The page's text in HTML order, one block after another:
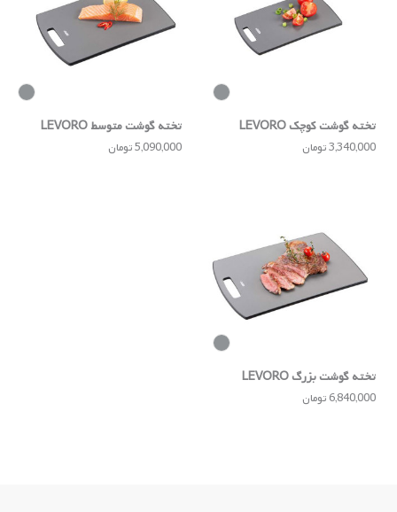
تخته گوشت کوچک LEVORO
3,340,000 تومان
تخته گوشت متوسط LEVORO
5,090,000 تومان
تخته گوشت بزرگ LEVORO
6,840,000 تومان